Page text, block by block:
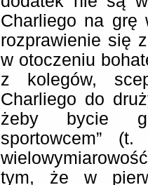
Charliego na grę
rozprawienie się
w otoczeniu
z kolegów,
Charliego do
żeby bycie
sportowcem”
tym, że w